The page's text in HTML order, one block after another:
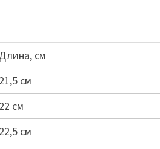
Длина, см
21,5 см
22 см
22,5 см